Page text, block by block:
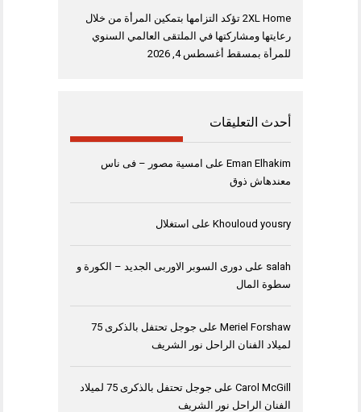
2XL Home تؤكد التزامها بتمكين المرأة من خلال
رعايتها ومشاركتها في الملتقى العالمي السنوي
للمرأة بمسقط أغسطس 4, 2026
أحدث التعليقات
Eman Elhakim على امسية مصور – فى ناس
معندهاش ذوق
Khouloud yousry على استغلال
salah على دورى السوبر الاوربى الجديد – الكورة و
سطوة المال
Meriel Forshaw على
جوجل تحتفل بالذكرى 75
لميلاد الفنان الراحل نور الشريف
Carol McGill على
جوجل تحتفل بالذكرى 75 لميلاد
الفنان الراحل نور الشريف